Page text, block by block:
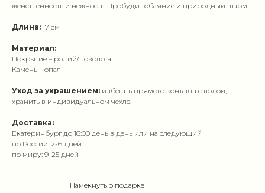
женственность и нежность. Пробудит обаяние и природный шарм.
Длина: 17 см
Материал:
Покрытие – родий/позолота
Камень – опал
Уход за украшением: избегать прямого контакта с водой,
хранить в индивидуальном чехле.
Доставка:
Екатеринбург до 16:00 день в день или на следующий
по России: 2-6 дней
по миру: 9-25 дней
Намекнуть о подарке